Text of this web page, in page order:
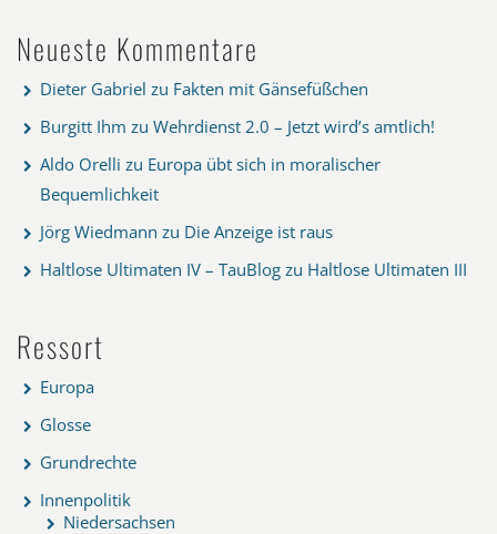
Neueste Kommentare
Dieter Gabriel zu Fakten mit Gänsefüßchen
Burgitt Ihm zu Wehrdienst 2.0 – Jetzt wird’s amtlich!
Aldo Orelli zu Europa übt sich in moralischer
Bequemlichkeit
Jörg Wiedmann zu Die Anzeige ist raus
Haltlose Ultimaten IV – TauBlog zu Haltlose Ultimaten III
Ressort
Europa
Glosse
Grundrechte
Innenpolitik
Niedersachsen